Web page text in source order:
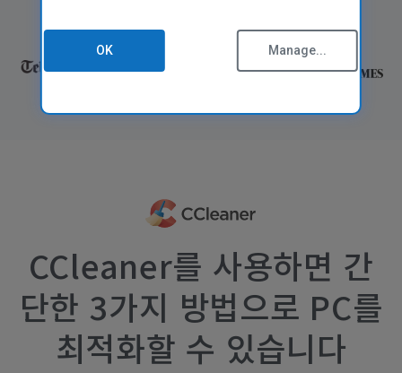
CCleaner를 사용하면 간
단한 3가지 방법으로 PC를
최적화할 수 있습니다
OK Manage...